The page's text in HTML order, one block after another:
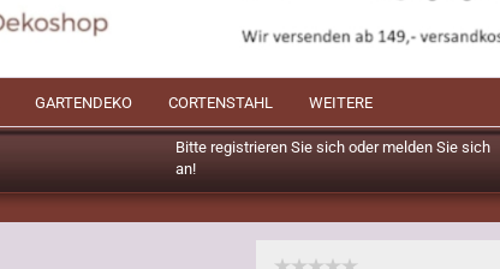
Bitte registrieren Sie sich oder melden Sie sich
an!
GARTENDEKO CORTENSTAHL WEITERE